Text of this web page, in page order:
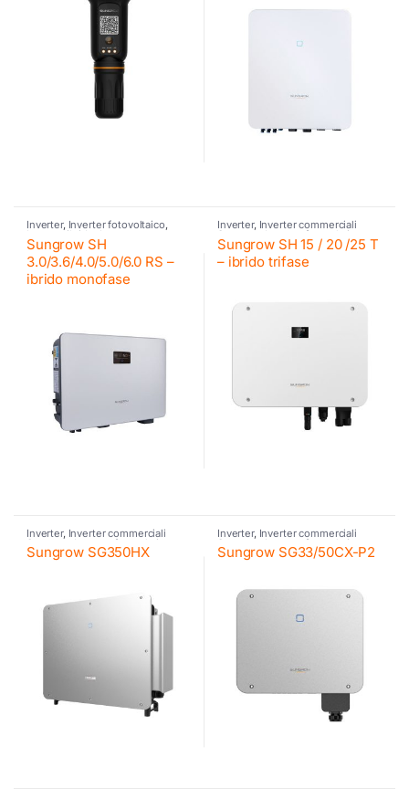
Inverter, Inverter fotovoltaico,
Inverter ibrido
residenziali Sungrow
Sungrow
Sungrow SH
3.0/3.6/4.0/5.0/6.0 RS –
ibrido monofase
Inverter, Inverter commerciali
Sungrow Inverter fotovoltaico
Sungrow
Sungrow SH 15 / 20 /25 T
– ibrido trifase
Inverter, Inverter commerciali
Sungrow Inverter fotovoltaico
Sungrow
Sungrow SG350HX
Inverter, Inverter commerciali
Sungrow Inverter fotovoltaico
Sungrow
Sungrow SG33/50CX-P2